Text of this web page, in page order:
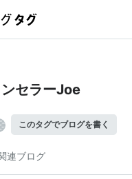
セラーJoe
このタグでブログを書く
連ブログ